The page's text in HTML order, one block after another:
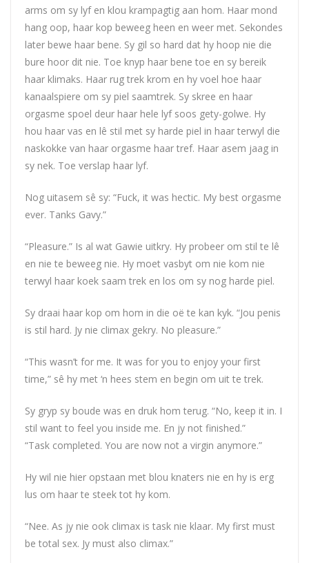
arms om sy lyf en klou krampagtig aan hom. Haar mond
hang oop, haar kop beweeg heen en weer met. Sekondes
later bewe haar bene. Sy gil so hard dat hy hoop nie die
bure hoor dit nie. Toe knyp haar bene toe en sy bereik
haar klimaks. Haar rug trek krom en hy voel hoe haar
kanaalspiere om sy piel saamtrek. Sy skree en haar
orgasme spoel deur haar hele lyf soos gety-golwe. Hy
hou haar vas en lê stil met sy harde piel in haar terwyl die
naskokke van haar orgasme haar tref. Haar asem jaag in
sy nek. Toe verslap haar lyf.
Nog uitasem sê sy: “Fuck, it was hectic. My best orgasme
ever. Tanks Gavy.”
“Pleasure.” Is al wat Gawie uitkry. Hy probeer om stil te lê
en nie te beweeg nie. Hy moet vasbyt om nie kom nie
terwyl haar koek saam trek en los om sy nog harde piel.
Sy draai haar kop om hom in die oë te kan kyk. “Jou penis
is stil hard. Jy nie climax gekry. No pleasure.”
“This wasn’t for me. It was for you to enjoy your first
time,” sê hy met ‘n hees stem en begin om uit te trek.
Sy gryp sy boude was en druk hom terug. “No, keep it in. I
stil want to feel you inside me. En jy not finished.”
“Task completed. You are now not a virgin anymore.”
Hy wil nie hier opstaan met blou knaters nie en hy is erg
lus om haar te steek tot hy kom.
“Nee. As jy nie ook climax is task nie klaar. My first must
be total sex. Jy must also climax.”